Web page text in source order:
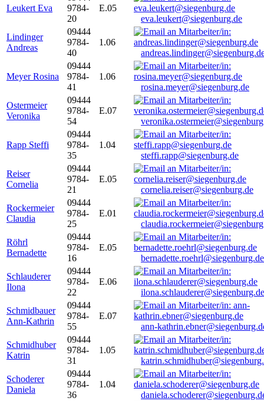
Leukert Eva
9784-
20
E.05
eva.leukert@siegenburg.de
Lindinger
Andreas
09444
9784-
40
1.06
Meyer Rosina
09444
9784-
41
1.06
rosina.meyer@siegenburg.de
Ostermeier
Veronika
09444
9784-
54
E.07
Rapp Steffi
09444
9784-
35
1.04
steffi.rapp@siegenburg.de
Reiser
Cornelia
09444
9784-
21
E.05
cornelia.reiser@siegenburg.de
Rockermeier
Claudia
09444
9784-
25
E.01
Röhrl
Bernadette
09444
9784-
16
E.05
bernadette.roehrl@siegenburg.de
Schlauderer
Ilona
09444
9784-
22
E.06
ilona.schlauderer@siegenburg.de
Schmidbauer
Ann-Kathrin
09444
9784-
55
E.07
ann-
Schmidhuber
Katrin
09444
9784-
31
1.05
Schoderer
Daniela
09444
9784-
36
1.04